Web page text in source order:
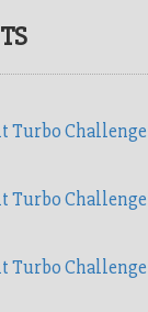
Turbo
Turbo
Turbo